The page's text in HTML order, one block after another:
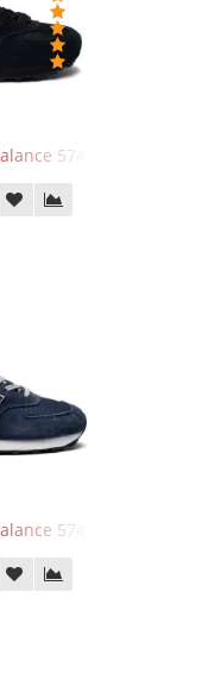
574 All Black
574 Navy Blue Grey